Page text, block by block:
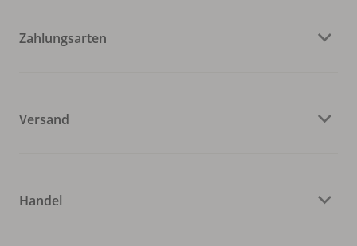
Zahlungsarten
Versand
Handel